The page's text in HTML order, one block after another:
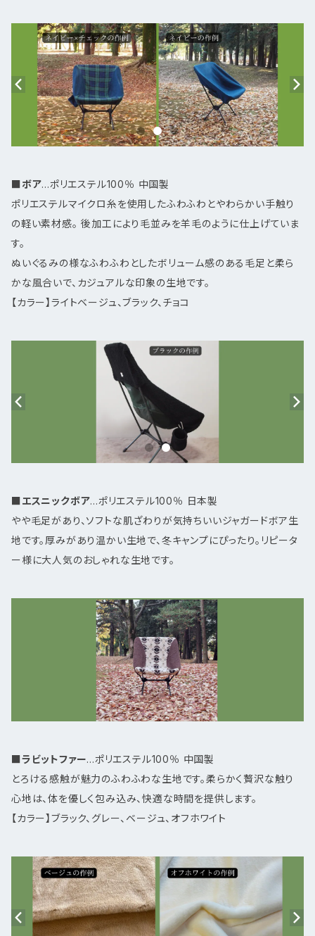
■ボア...ポリエステル100％ 中国製
ポリエステルマイクロ糸を使用したふわふわとやわらかい手触り
の軽い素材感。 後加工により毛並みを羊毛のように仕上げていま
す。
ぬいぐるみの様なふわふわとしたボリューム感のある毛足と柔ら
かな風合いで、カジュアルな印象の生地です。
【カラー】ライトベージュ、ブラック、チョコ
■エスニックボア...ポリエステル100％ 日本製
やや毛足があり、ソフトな肌ざわりが気持ちいいジャガードボア生
地です。厚みがあり温かい生地で、冬キャンプにぴったり。リピータ
ー様に大人気のおしゃれな生地です。
■ラビットファー...ポリエステル100％ 中国製
とろける感触が魅力のふわふわな生地です。柔らかく贅沢な触り
心地は、体を優しく包み込み、快適な時間を提供します。
【カラー】ブラック、グレー、ベージュ、オフホワイト